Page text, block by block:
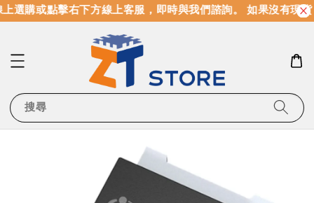
選購或點擊右下方線上客服，即時與我們諮詢。 如果沒有現
搜尋